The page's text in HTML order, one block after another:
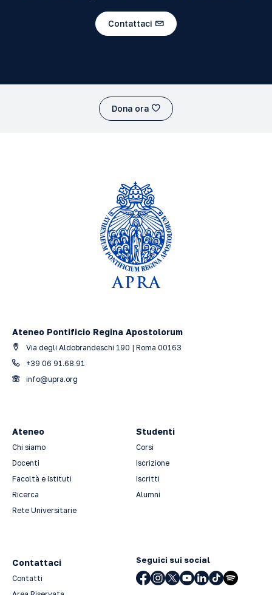
Contattaci
Dona ora
Ateneo Pontificio Regina Apostolorum
Via degli Aldobrandeschi 190 | Roma 00163
+39 06 91.68.91
info@upra.org
Ateneo
Chi siamo
Docenti
Facoltà e Istituti
Ricerca
Rete Universitarie
Studenti
Corsi
Iscrizione
Iscritti
Alumni
Contattaci
Contatti
Seguici sui social